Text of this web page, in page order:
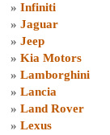
» Infiniti
» Jaguar
» Jeep
» Kia Motors
» Lamborghini
» Lancia
» Land Rover
» Lexus